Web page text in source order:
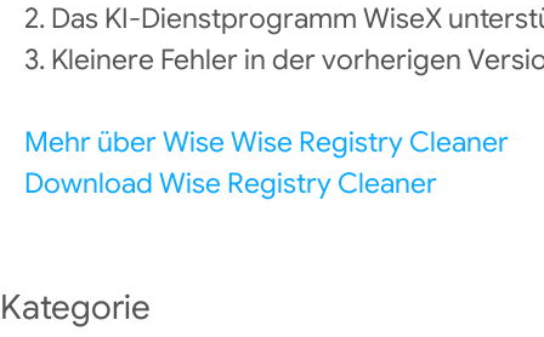
2. Das KI-Dienstprogramm WiseX
3. Kleinere Fehler in der vorherigen
Mehr über Wise Wise Registry Cleaner
Download Wise Registry Cleaner
Kategorie